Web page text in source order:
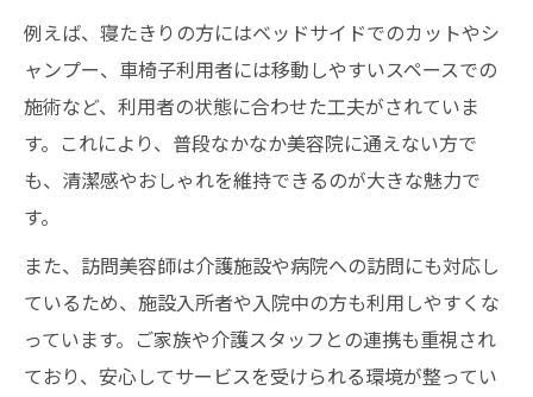
例えば、寝たきりの方にはベッドサイドでのカットやシ
ャンプー、車椅子利用者には移動しやすいスペースでの
施術など、利用者の状態に合わせた工夫がされていま
す。これにより、普段なかなか美容院に通えない方で
も、清潔感やおしゃれを維持できるのが大きな魅力で
す。
また、訪問美容師は介護施設や病院への訪問にも対応し
ているため、施設入所者や入院中の方も利用しやすくな
っています。ご家族や介護スタッフとの連携も重視され
ており、安心してサービスを受けられる環境が整ってい